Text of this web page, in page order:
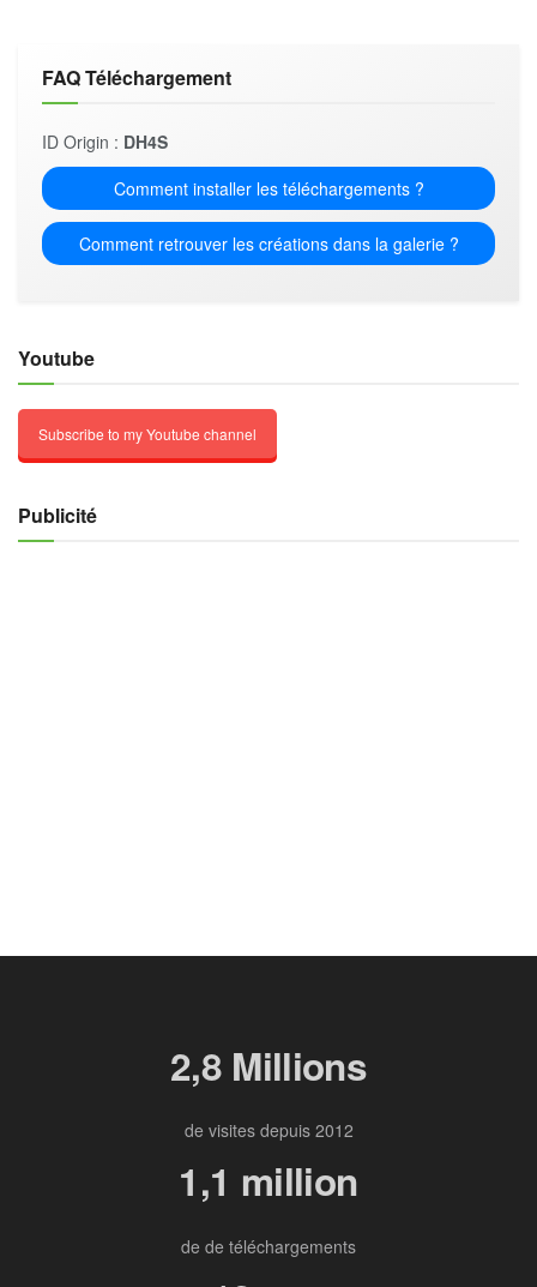
FAQ Téléchargement
ID Origin : DH4S
Comment installer les téléchargements ?
Comment retrouver les créations dans la galerie ?
Youtube
Subscribe to my Youtube channel
Publicité
2,8 Millions
de visites depuis 2012
1,1 million
de de téléchargements